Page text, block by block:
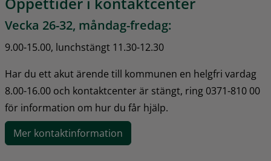
Vecka 26-32, måndag-fredag:
9.00-15.00, lunchstängt 11.30-12.30
Har du ett akut ärende till kommunen en helgfri vardag
8.00-16.00 och kontaktcenter är stängt, ring 0371-810 00
för information om hur du får hjälp.
Mer kontaktinformation